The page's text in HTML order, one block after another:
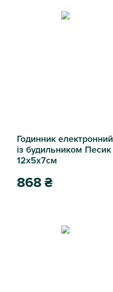
Годинник електронний
із будильником Песик
12х5х7см
868₴